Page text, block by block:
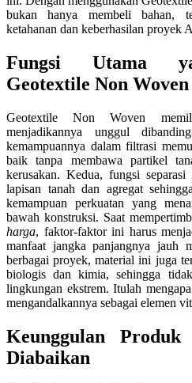
bukan hanya membeli bahan,
ketahanan dan keberhasilan proyek
Fungsi Utama
Geotextile Non
Geotextile Non Woven
menjadikannya unggul
kemampuannya dalam filtrasi
baik tanpa membawa partikel
kerusakan. Kedua, fungsi separasi
lapisan tanah dan agregat
kemampuan perkuatan yang
bawah konstruksi. Saat
harga, faktor-faktor ini harus
manfaat jangka panjangnya jauh
berbagai proyek, material ini juga
biologis dan kimia, sehingga
lingkungan ekstrem. Itulah
mengandalkannya sebagai elemen
Keunggulan
Diabaikan